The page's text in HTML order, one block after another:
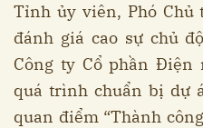
Tỉnh ủy viên, Phó
đánh giá cao sự chủ
Công ty Cổ phần
quá trình chuẩn bị dự
quan điểm “Thành